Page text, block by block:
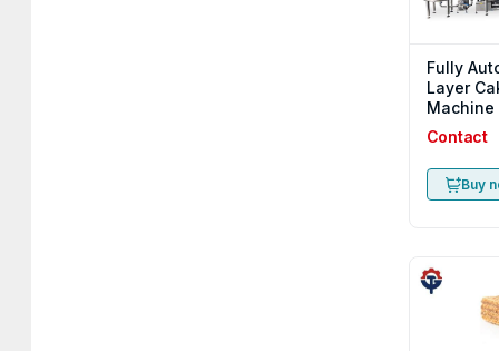
Fully
Layer
Machine
Contact
Buy